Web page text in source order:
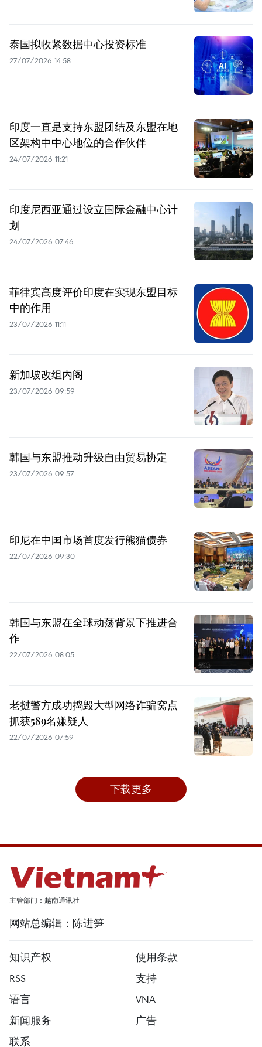
泰国拟收紧数据中心投资标准
27/07/2026 14:58
印度一直是支持东盟团结及东盟在地
区架构中中心地位的合作伙伴
24/07/2026 11:21
印度尼西亚通过设立国际金融中心计
划
24/07/2026 07:46
菲律宾高度评价印度在实现东盟目标
中的作用
23/07/2026 11:11
新加坡改组内阁
23/07/2026 09:59
韩国与东盟推动升级自由贸易协定
23/07/2026 09:57
印尼在中国市场首度发行熊猫债券
22/07/2026 09:30
韩国与东盟在全球动荡背景下推进合
作
22/07/2026 08:05
老挝警方成功捣毁大型网络诈骗窝点
抓获589名嫌疑人
22/07/2026 07:59
下载更多
主管部门：越南通讯社
网站总编辑：陈进笋
知识产权
使用条款
RSS
支持
语言
VNA
新闻服务
广告
联系